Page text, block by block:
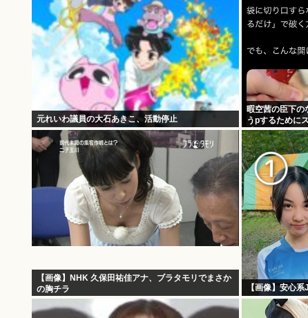
元れいわ議員の大石あきこ、活動停止
暇空茜の臣下の
うpするために
感触を楽しむ
【画像】NHK 久保田祐佳アナ、ブラタモリでまさか
の胸チラ
【画像】安心